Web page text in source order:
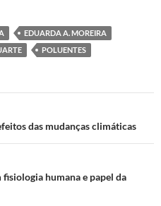
EDUARDA A. MOREIRA
POLUENTES
das mudanças climáticas
humana e papel da